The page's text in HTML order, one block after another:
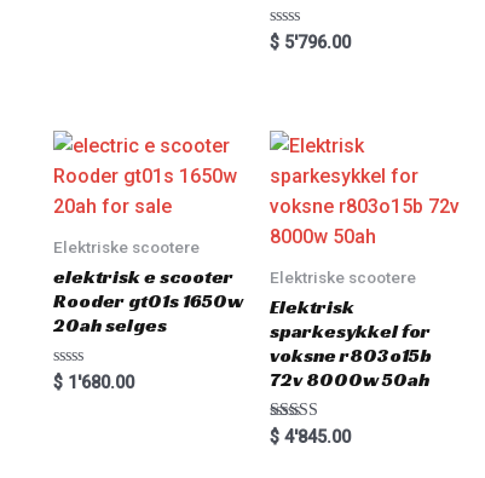
Rated
0
$ 5'796.00
Elektriske scootere
elektrisk e scooter
Rooder gt01s 1650w
20ah selges
Rated
0
$1'680.00
Elektriske scootere
Elektrisk
sparkesykkel for
voksne r803o15b
72v 8000w 50ah
Rated
5.00
$ 4'845.00